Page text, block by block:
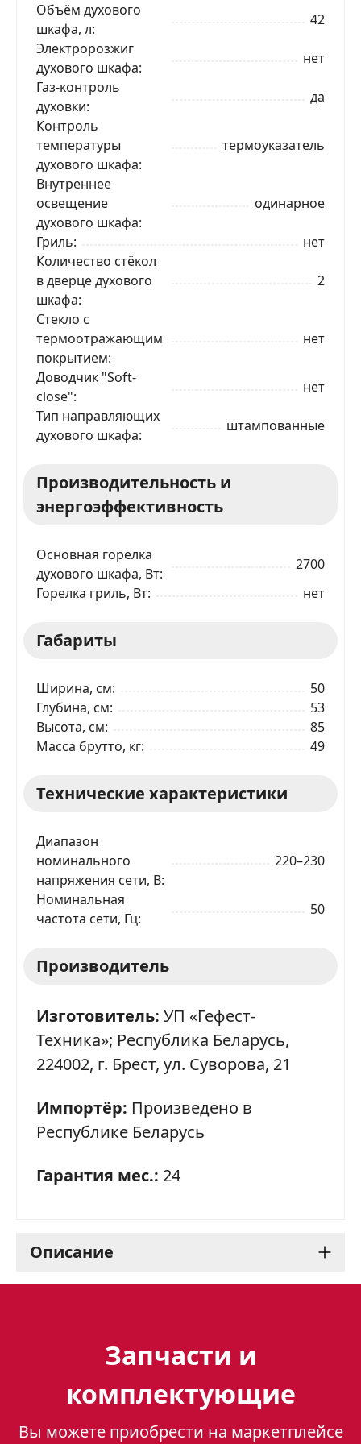
Объём духового
шкафа, л
42
Электророзжиг
духового шкафа
нет
Газ-контроль
духовки
да
Контроль
температуры
духового шкафа
термоуказатель
Внутреннее
освещение
духового шкафа
одинарное
Гриль
нет
Количество стёкол
в дверце духового
шкафа
2
Стекло с
термоотражающим
покрытием
нет
Доводчик "Soft-
close"
нет
Тип направляющих
духового шкафа
штампованные
Производительность и
энергоэффективность
Основная горелка
духового шкафа, Вт
2700
Горелка гриль, Вт
нет
Габариты
Ширина, см
50
Глубина, см
53
Высота, см
85
Масса брутто, кг
49
Технические характеристики
Диапазон
номинального
напряжения сети, В
220–230
Номинальная
частота сети, Гц
50
Производитель
Изготовитель: УП «Гефест-
Техника»; Республика Беларусь,
224002, г. Брест, ул. Суворова, 21
Импортёр: Произведено в
Республике Беларусь
Гарантия мес.: 24
Описание
помощник на вашей
кухне
Запчасти и
комплектующие
Вы можете приобрести на маркетплейсе
Я даю согласие на обработку моих персональных
данных в соответствии С ПРАВИЛАМИторговой
площадки
ОТПРАВИТЬ ЗАЯВКУ